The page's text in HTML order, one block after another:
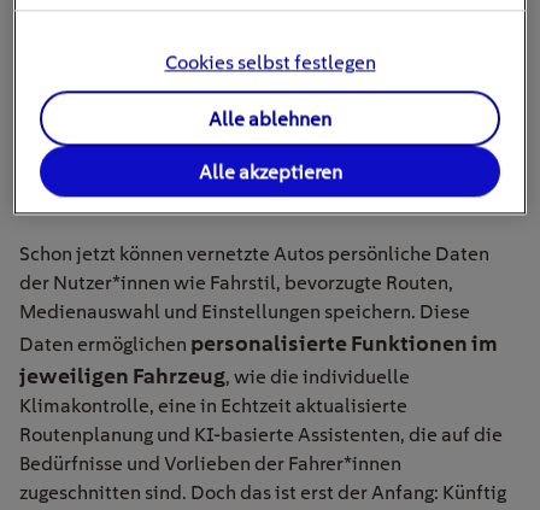
scheint durchaus möglich. Allerdings wird bis dahin noch einiges
an Zeit verstreichen.
Wenn Autos miteinander und mit
der Umgebung kommunizieren
Schon jetzt können vernetzte Autos persönliche Daten
der Nutzer*innen wie Fahrstil, bevorzugte Routen,
Medienauswahl und Einstellungen speichern. Diese
Daten ermöglichen personalisierteFunktionen im
jeweiligen Fahrzeug, wie die individuelle
Klimakontrolle, eine in Echtzeit aktualisierte
Routenplanung und KI-basierte Assistenten, die auf die
Bedürfnisse und Vorlieben der Fahrer*innen
zugeschnitten sind. Doch das ist erst der Anfang: Künftig
Cookies selbst festlegen
Alle ablehnen
Alle akzeptieren